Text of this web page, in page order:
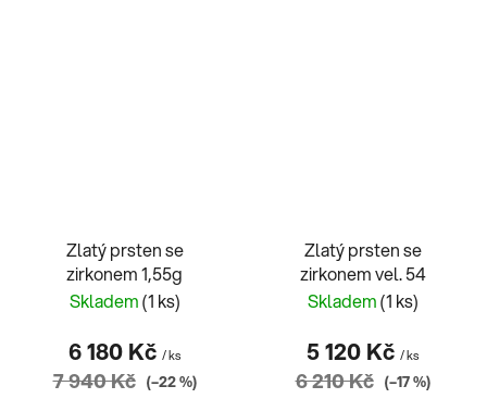
Zlatý prsten se
zirkonem 1,55g
Skladem(1 ks)
6 180 Kč / ks
7 940 Kč (–22 %)
Zlatý prsten se
zirkonem vel. 54
Skladem(1 ks)
5 120 Kč / ks
6 210 Kč (–17 %)